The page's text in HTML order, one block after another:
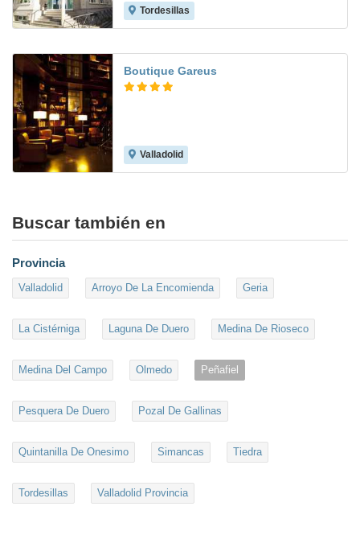
Tordesillas
Boutique Gareus
Valladolid
Buscar también en
Provincia
Valladolid Arroyo De La Encomienda Geria
La Cistérniga Laguna De Duero Medina De Rioseco
Medina Del Campo Olmedo Peñafiel
Pesquera De Duero Pozal De Gallinas
Quintanilla De Onesimo Simancas Tiedra
Tordesillas Valladolid Provincia